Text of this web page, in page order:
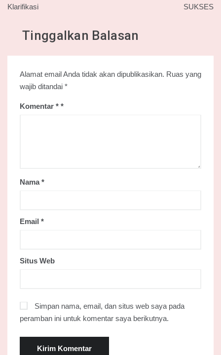
Klarifikasi SUKSES
Tinggalkan Balasan
Alamat email Anda tidak akan dipublikasikan. Ruas yang
wajib ditandai *
Komentar *
Nama*
Email *
Situs Web
Simpan nama, email, dan situs web saya pada
peramban ini untuk komentar saya berikutnya.